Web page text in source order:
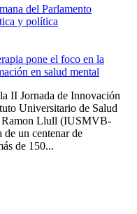
del Parlamento
y política
pone el foco en la
en salud mental
II Jornada de Innovación
Universitario de Salud
Ramon Llull (IUSMVB-
un centenar de
de 150...